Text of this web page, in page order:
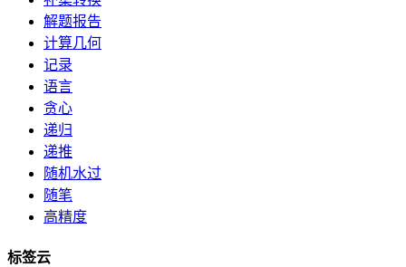
解题报告
计算几何
记录
语言
贪心
递归
递推
随机水过
随笔
高精度
标签云